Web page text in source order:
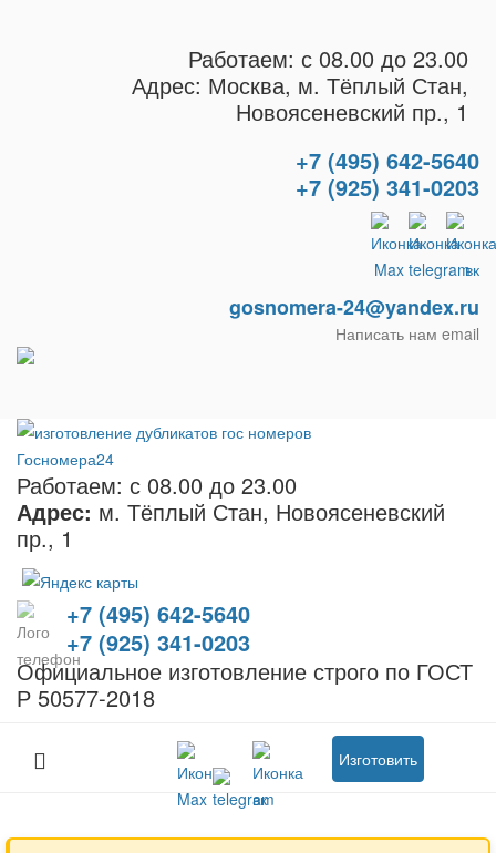
Работаем: с 08.00 до 23.00
Адрес: Москва, м. Тёплый Стан,
Новоясеневский пр., 1
+7 (495) 642-5640
+7 (925) 341-0203
gosnomera-24@yandex.ru
Написать нам email
Работаем: с 08.00 до 23.00
Адрес: м. Тёплый Стан, Новоясеневский
пр., 1
+7 (495) 642-5640
+7 (925) 341-0203
Официальное изготовление строго по ГОСТ
Р 50577-2018
Изготовить